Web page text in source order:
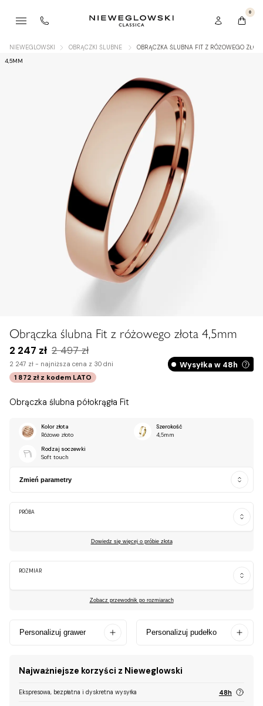
0
NIEWEGLOWSKI OBRĄCZKI ŚLUBNE OBRĄCZKA ŚLUBNA FIT Z RÓŻOWEGO
4,5MM
Obrączka ślubna Fit z różowego złota 4,5mm
2 247 zł 2 497 zł
2 247 zł - najniższa cena z 30 dni
1 872 zł z kodem LATO
Wysyłka w 48h
Obrączka ślubna półokrągła Fit
Kolor złota
Różowe złoto
Szerokość
4,5mm
Rodzaj soczewki
Soft touch
Zmień parametry
PRÓBA
Dowiedz się więcej o próbie złota
ROZMIAR
Zobacz przewodnik po rozmiarach
Personalizuj grawer Personalizuj pudełko
Najważniejsze korzyści z Nieweglowski
Ekspresowa, bezpłatna i dyskretna wysyłka 48h